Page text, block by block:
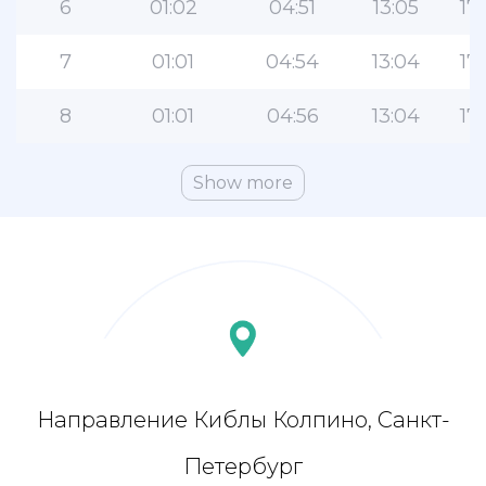
6 01:02 04:51 13:05
7 01:01 04:54 13:04
8 01:01 04:56 13:04
Show more
Направление Киблы Колпино, Санкт-
Петербург